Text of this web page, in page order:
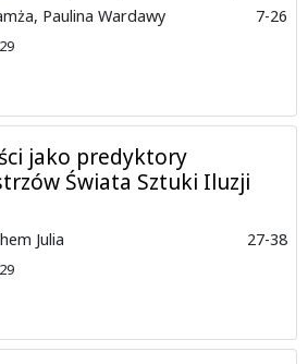
Paulina Wardawy 7-26
jako predyktory
Świata Sztuki Iluzji
Julia 27-38